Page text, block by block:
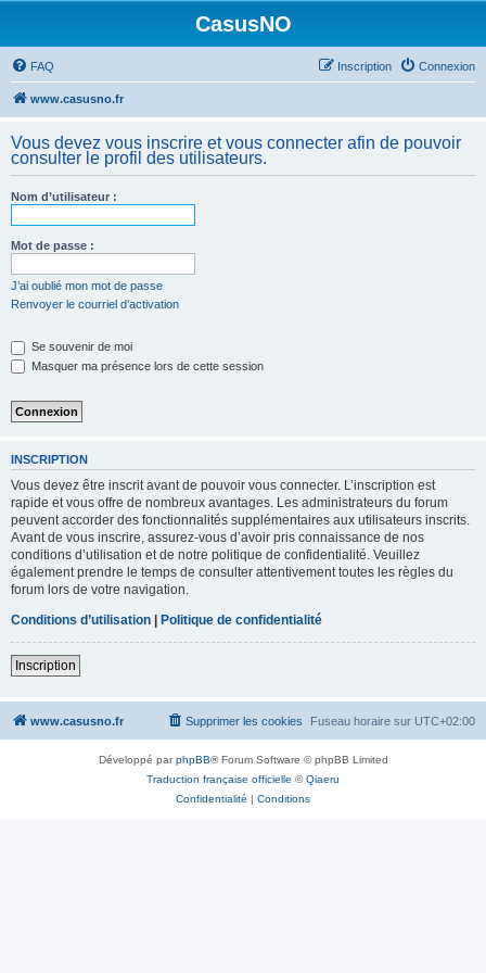
CasusNO
FAQ Connexion
Inscription
www.casusno.fr
Vous devez vous inscrire et vous connecter afin de pouvoir
consulter le profil des utilisateurs.
Nom d’utilisateur :
Mot de passe :
J’ai oublié mon mot de passe
Renvoyer le courriel d’activation
Se souvenir de moi
Masquer ma présence lors de cette session
INSCRIPTION
Vous devez être inscrit avant de pouvoir vous connecter. L’inscription est
rapide et vous offre de nombreux avantages. Les administrateurs du forum
peuvent accorder des fonctionnalités supplémentaires aux utilisateurs inscrits.
Avant de vous inscrire, assurez-vous d’avoir pris connaissance de nos
conditions d’utilisation et de notre politique de confidentialité. Veuillez
également prendre le temps de consulter attentivement toutes les règles du
forum lors de votre navigation.
Conditions d’utilisation | Politique de confidentialité
Inscription
www.casusno.fr Fuseau horaire sur UTC+02:00
Supprimer les cookies
Développé parphpBB® Forum Software © phpBB Limited
Traduction française officielle ©Qiaeru
Confidentialité | Conditions